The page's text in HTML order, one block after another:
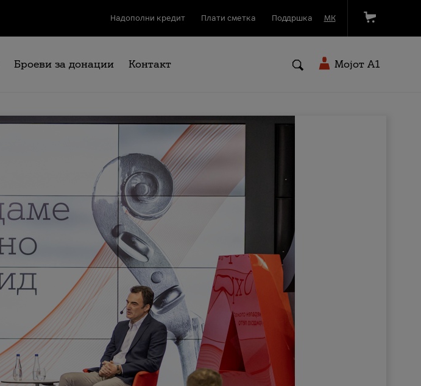
Надополни кредит Плати сметка Поддршка МК
Броеви за донации Контакт Мојот A1